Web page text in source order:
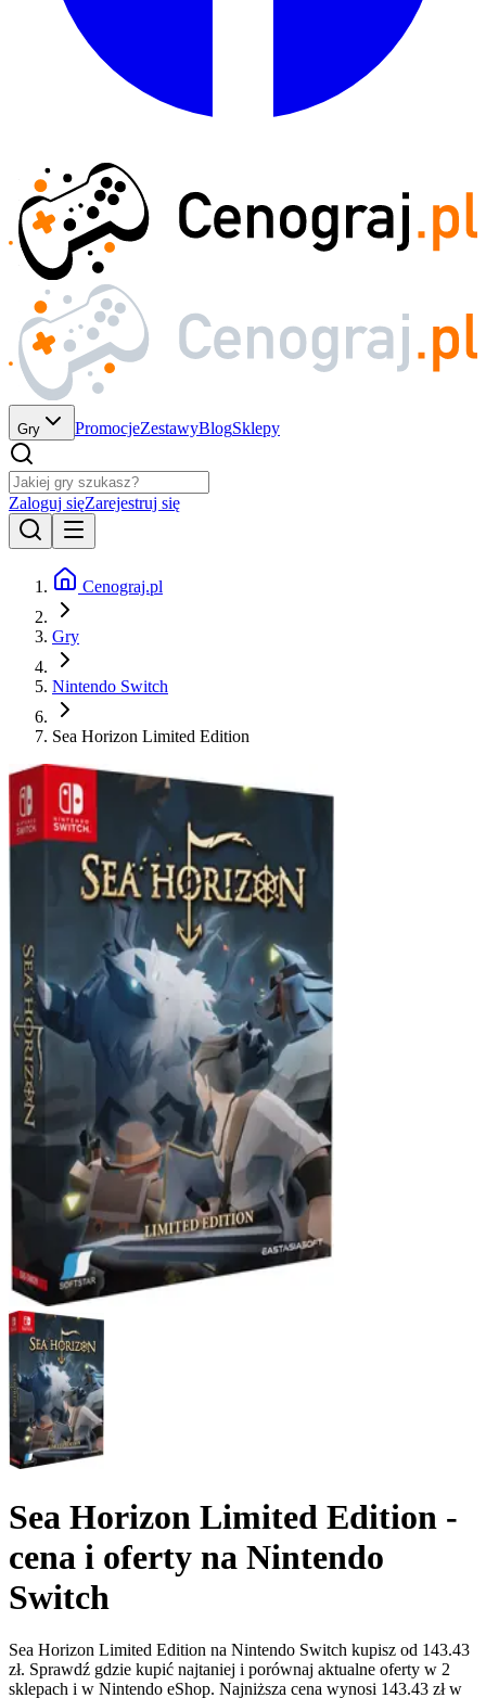
Gry PromocjeZestawyBlogSklepy
Zaloguj sięZarejestruj się
Cenograj.pl
Gry
Nintendo Switch
Sea Horizon Limited Edition
Sea Horizon Limited Edition -
cena i oferty na Nintendo
Switch
Sea Horizon Limited Edition na Nintendo Switch kupisz od 143.43
zł. Sprawdź gdzie kupić najtaniej i porównaj aktualne oferty w 2
sklepach i w Nintendo eShop. Najniższa cena wynosi 143.43 zł w